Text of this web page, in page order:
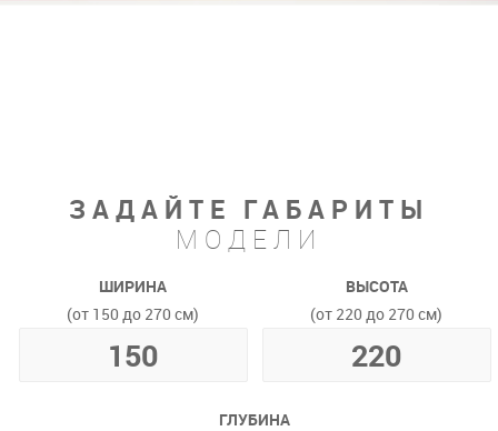
ЗАДАЙТЕ ГАБАРИТЫ
МОДЕЛИ
ШИРИНА
(от 150 до 270 см)
ВЫСОТА
(от 220 до 270 см)
ГЛУБИНА